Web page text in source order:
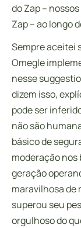
do Zap –
Zap – ao longo
Sempre aceitei
Omegle
nesse
dizem isso,
pode ser
não são
básico de
moderação
geração
maravilhosa de
superou seu
orgulhoso do